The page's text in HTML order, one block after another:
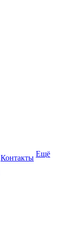
Контакты Ещё